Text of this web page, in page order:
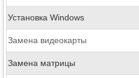
Установка Windows
Замена видеокарты
Замена матрицы